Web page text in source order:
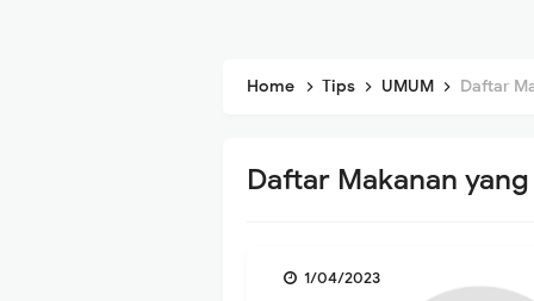
Home Tips UMUM Daftar
Daftar Makanan
1/04/2023